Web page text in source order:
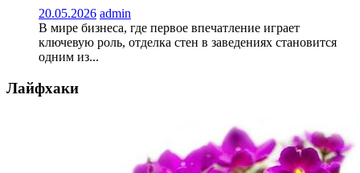
20.05.2026 admin
В мире бизнеса, где первое впечатление играет
ключевую роль, отделка стен в заведениях становится
одним из...
Лайфхаки